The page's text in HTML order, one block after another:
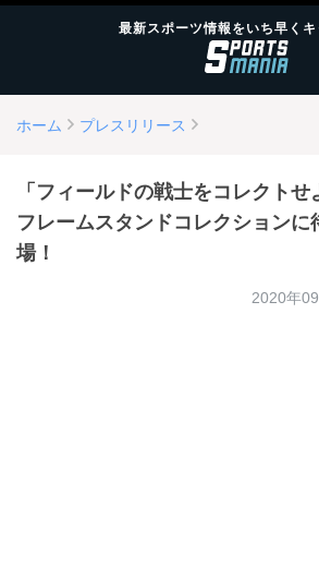
最新スポーツ情報をいち早くキ
ホーム プレスリリース
「フィールドの戦士をコレクト
フレームスタンドコレクションに
場！
2020年